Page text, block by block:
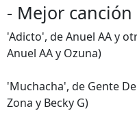
- Mejor
'Adicto', de Anuel AA y
Anuel AA y Ozuna)
'Muchacha', de Gente
Zona y Becky G)